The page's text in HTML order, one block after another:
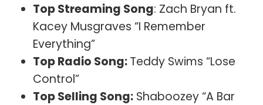
Top Streaming Song: Zach Bryan ft.
Kacey Musgraves “I Remember
Everything”
Top Radio Song:Teddy Swims “Lose
Control”
Top Selling Song: Shaboozey “A Bar